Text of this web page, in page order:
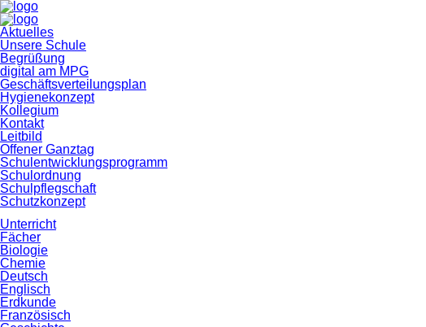
Navigation
überspringen
Aktuelles
Unsere Schule
Begrüßung
digital am MPG
Geschäftsverteilungsplan
Hygienekonzept
Kollegium
Kontakt
Leitbild
Offener Ganztag
Schulentwicklungsprogramm
Schulordnung
Schulpflegschaft
Schutzkonzept
Unterricht
Fächer
Biologie
Chemie
Deutsch
Englisch
Erdkunde
Französisch